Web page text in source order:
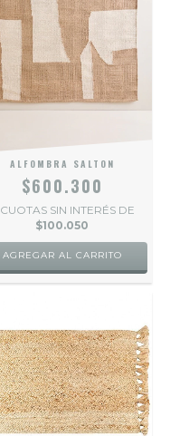
ALFOMBRA SALTON
$600.300
CUOTAS SIN INTERÉS DE
$100.050
AGREGAR AL CARRITO